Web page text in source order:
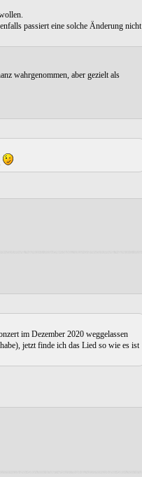
passiert eine solche Änderung nicht
wahrgenommen, aber gezielt als
im Dezember 2020 weggelassen
jetzt finde ich das Lied so wie es ist